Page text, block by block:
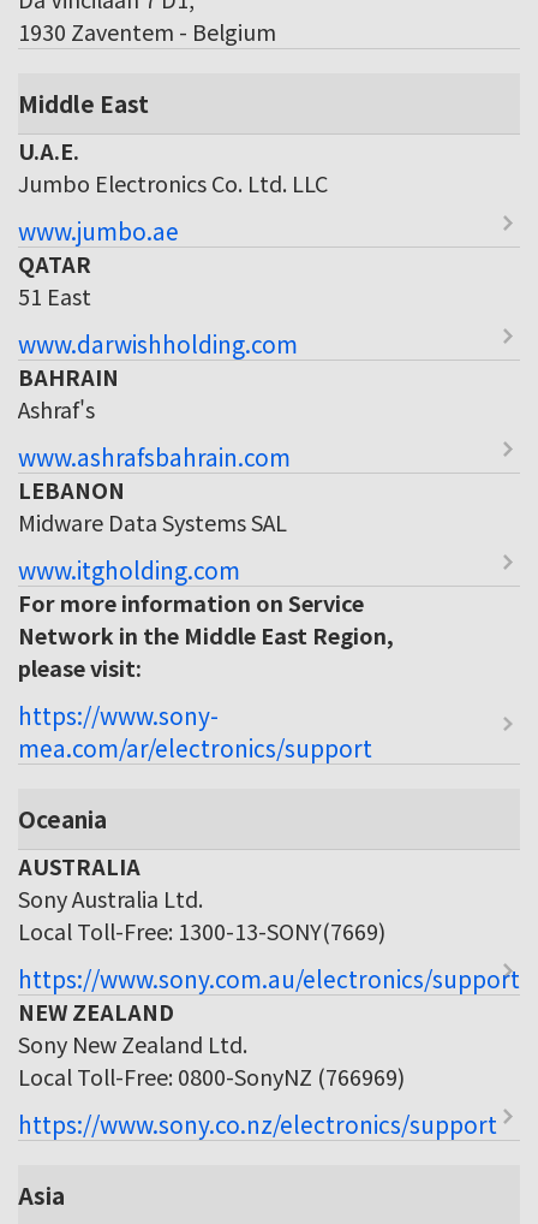
1930 Zaventem - Belgium
Middle East
U.A.E.
Jumbo Electronics Co. Ltd. LLC
www.jumbo.ae
QATAR
51 East
www.darwishholding.com
BAHRAIN
Ashraf's
www.ashrafsbahrain.com
LEBANON
Midware Data Systems SAL
www.itgholding.com
For more information on Service
Network in the Middle East Region,
please visit:
https://www.sony-
mea.com/ar/electronics/support
Oceania
AUSTRALIA
Sony Australia Ltd.
Local Toll-Free: 1300-13-SONY(7669)
https://www.sony.com.au/electronics/support
NEW ZEALAND
Sony New Zealand Ltd.
Local Toll-Free: 0800-SonyNZ (766969)
https://www.sony.co.nz/electronics/support
Asia